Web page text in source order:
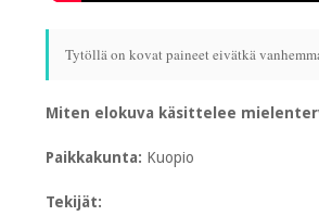
Tytöllä on kovat paineet eivätkä
Miten elokuva käsittelee
Paikkakunta: Kuopio
Tekijät: